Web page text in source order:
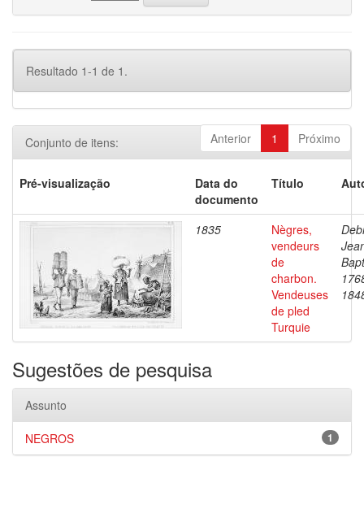
Resultado 1-1 de 1.
Anterior 1 Próximo
Conjunto de itens:
Pré-visualização
Data do
documento
Título
1835
Nègres,
vendeurs
de
charbon.
Vendeuses
de pled
Turquie
Sugestões de pesquisa
Assunto
1
NEGROS